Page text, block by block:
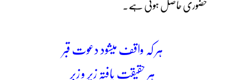
حضوری حاصل ہوتی ہے۔
ہر کہ واقف میشود دعوت قبر
ہر حقیقت یافتہ زیر و زبر